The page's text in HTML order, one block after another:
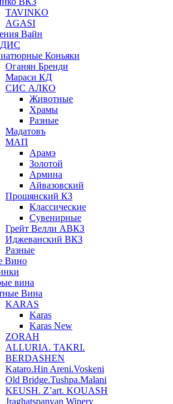
TAVINKO
AGASI
Вайн
Коньяки
Оганян Бренди
Мараси КД
СИС АЛКО
Животные
Храмы
Разные
Мадатовъ
МАП
Арамэ
Золотой
Армина
Айвазовский
Прошянский КЗ
Классические
Сувенирные
Грейт Велли АВКЗ
Иджеванский ВКЗ
Разные
Вино
вина
Вина
KARAS
Karas
Karas New
ZORAH
ALLURIA. TAKRI.
BERDASHEN
Kataro.Hin Areni.Voskeni
Old Bridge.Tushpa.Malani
KEUSH. Z’art. KOUASH
Jraghatspanyan Winery